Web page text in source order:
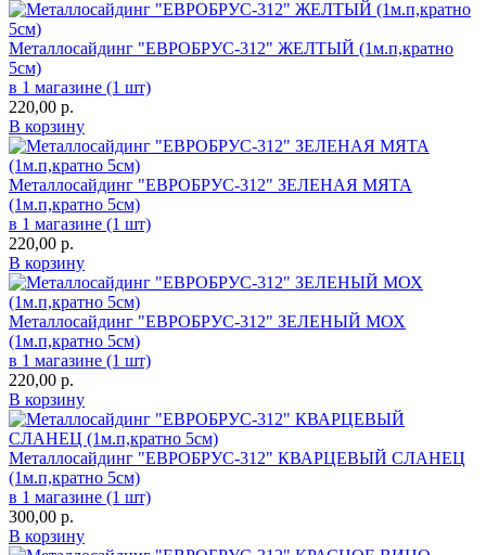
Металлосайдинг "ЕВРОБРУС-312" ЖЕЛТЫЙ (1м.п,кратно
5см)
в 1 магазине (1 шт)
220,00 р.
В корзину
Металлосайдинг "ЕВРОБРУС-312" ЗЕЛЕНАЯ МЯТА
(1м.п,кратно 5см)
в 1 магазине (1 шт)
220,00 р.
В корзину
Металлосайдинг "ЕВРОБРУС-312" ЗЕЛЕНЫЙ МОХ
(1м.п,кратно 5см)
в 1 магазине (1 шт)
220,00 р.
В корзину
Металлосайдинг "ЕВРОБРУС-312" КВАРЦЕВЫЙ СЛАНЕЦ
(1м.п,кратно 5см)
в 1 магазине (1 шт)
300,00 р.
В корзину